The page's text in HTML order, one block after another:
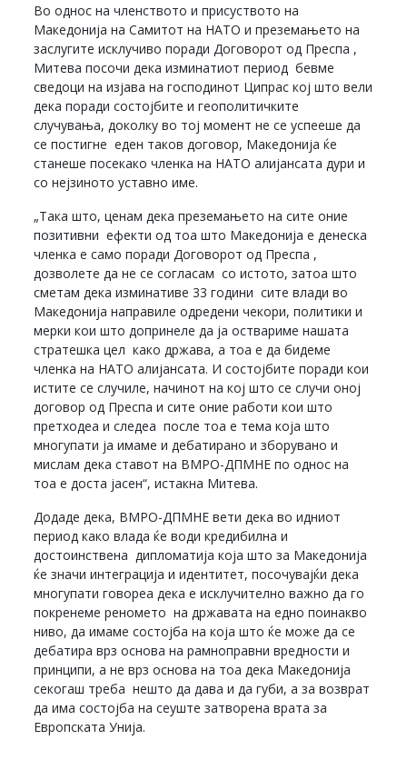
Во однос на членството и присуството на
Македонија на Самитот на НАТО и преземањето на
заслугите исклучиво поради Договорот од Преспа ,
Митева посочи дека изминатиот период бевме
сведоци на изјава на господинот Ципрас кој што вели
дека поради состојбите и геополитичките
случувања, доколку во тој момент не се успееше да
се постигне еден таков договор, Македонија ќе
станеше посекако членка на НАТО алијансата дури и
со нејзиното уставно име.
„Така што, ценам дека преземањето на сите оние
позитивни ефекти од тоа што Македонија е денеска
членка е само поради Договорот од Преспа ,
дозволете да не се согласам со истото, затоа што
сметам дека изминативе 33 години сите влади во
Македонија направиле одредени чекори, политики и
мерки кои што допринеле да ја оствариме нашата
стратешка цел како држава, а тоа е да бидеме
членка на НАТО алијансата. И состојбите поради кои
истите се случиле, начинот на кој што се случи оној
договор од Преспа и сите оние работи кои што
претходеа и следеа после тоа е тема која што
многупати ја имаме и дебатирано и зборувано и
мислам дека ставот на ВМРО-ДПМНЕ по однос на
тоа е доста јасен“, истакна Митева.
Додаде дека, ВМРО-ДПМНЕ вети дека во идниот
период како влада ќе води кредибилна и
достоинствена дипломатија која што за Македонија
ќе значи интеграција и идентитет, посочувајќи дека
многупати говореа дека е исклучително важно да го
покренеме реномето на државата на едно поинакво
ниво, да имаме состојба на која што ќе може да се
дебатира врз основа на рамноправни вредности и
принципи, а не врз основа на тоа дека Македонија
секогаш треба нешто да дава и да губи, а за возврат
да има состојба на сеуште затворена врата за
Европската Унија.